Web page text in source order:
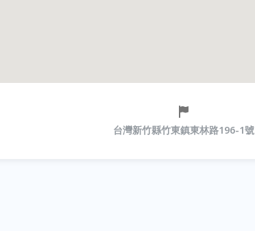
台灣新竹縣竹東鎮東林路196-1號